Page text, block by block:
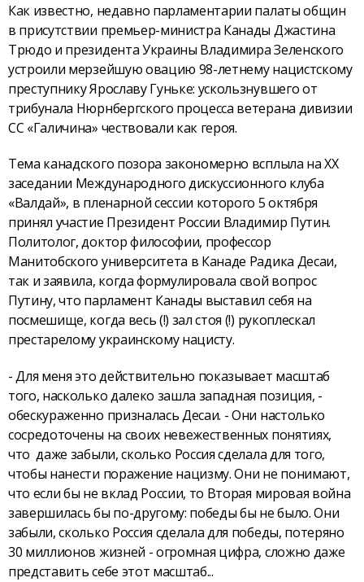
Как известно, недавно парламентарии палаты общин
в присутствии премьер-министра Канады Джастина
Трюдо и президента Украины Владимира Зеленского
устроили мерзейшую овацию 98-летнему нацистскому
преступнику Ярославу Гуньке: ускользнувшего от
трибунала Нюрнбергского процесса ветерана дивизии
СС «Галичина» чествовали как героя.
Тема канадского позора закономерно всплыла на XХ
заседании Международного дискуссионного клуба
«Валдай», в пленарной сессии которого 5 октября
принял участие Президент России Владимир Путин.
Политолог, доктор философии, профессор
Манитобского университета в Канаде Радика Десаи,
так и заявила, когда формулировала свой вопрос
Путину, что парламент Канады выставил себя на
посмешище, когда весь (!) зал стоя (!) рукоплескал
престарелому украинскому нацисту.
- Для меня это действительно показывает масштаб
того, насколько далеко зашла западная позиция, -
обескураженно призналась Десаи. - Они настолько
сосредоточены на своих невежественных понятиях,
что даже забыли, сколько Россия сделала для того,
чтобы нанести поражение нацизму. Они не понимают,
что если бы не вклад России, то Вторая мировая война
завершилась бы по-другому: победы бы не было. Они
забыли, сколько Россия сделала для победы, потеряно
30 миллионов жизней - огромная цифра, сложно даже
представить себе этот масштаб...